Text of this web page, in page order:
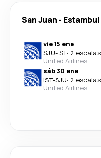
San Juan - Estambul
vie 15 ene
SJU-IST· 2 escalas
United Airlines
sáb 30 ene
IST-SJU· 2 escalas
United Airlines